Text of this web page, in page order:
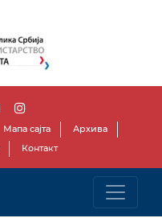
Мапа сајта
Архива
Контакт